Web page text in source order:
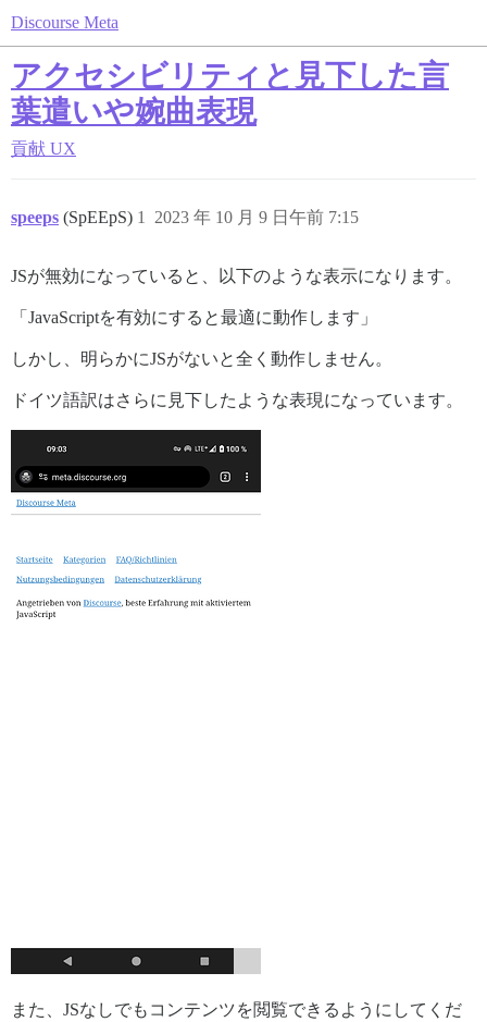
Discourse Meta
アクセシビリティと見下した言
葉遣いや婉曲表現
貢献 UX
speeps (SpEEpS) 2023 年 10 月 9 日午前 7:15
1
JSが無効になっていると、以下のような表示になります。
「JavaScriptを有効にすると最適に動作します」
しかし、明らかにJSがないと全く動作しません。
ドイツ語訳はさらに見下したような表現になっています。
また、JSなしでもコンテンツを閲覧できるようにしてくだ